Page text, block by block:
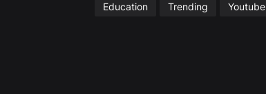
Education Trending Youtube